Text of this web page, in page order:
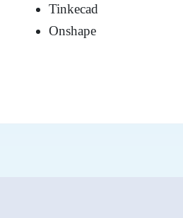
Tinkecad
Onshape